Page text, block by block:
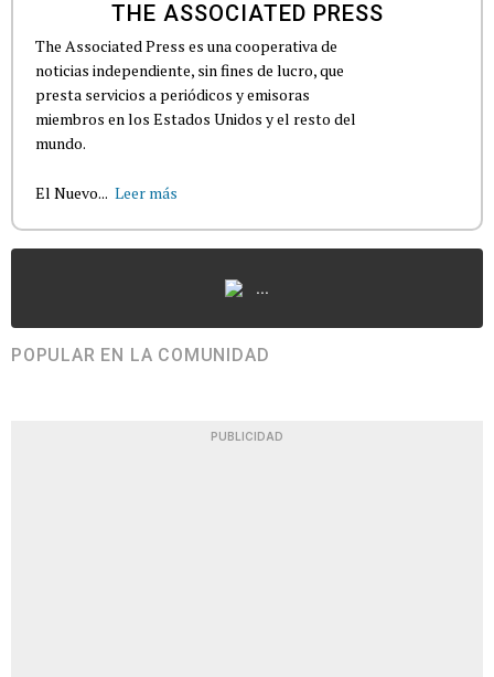
THE ASSOCIATED PRESS
The Associated Press es una cooperativa de
noticias independiente, sin fines de lucro, que
presta servicios a periódicos y emisoras
miembros en los Estados Unidos y el resto del
mundo.
El Nuevo... Leer más
...
POPULAR EN LA COMUNIDAD
PUBLICIDAD